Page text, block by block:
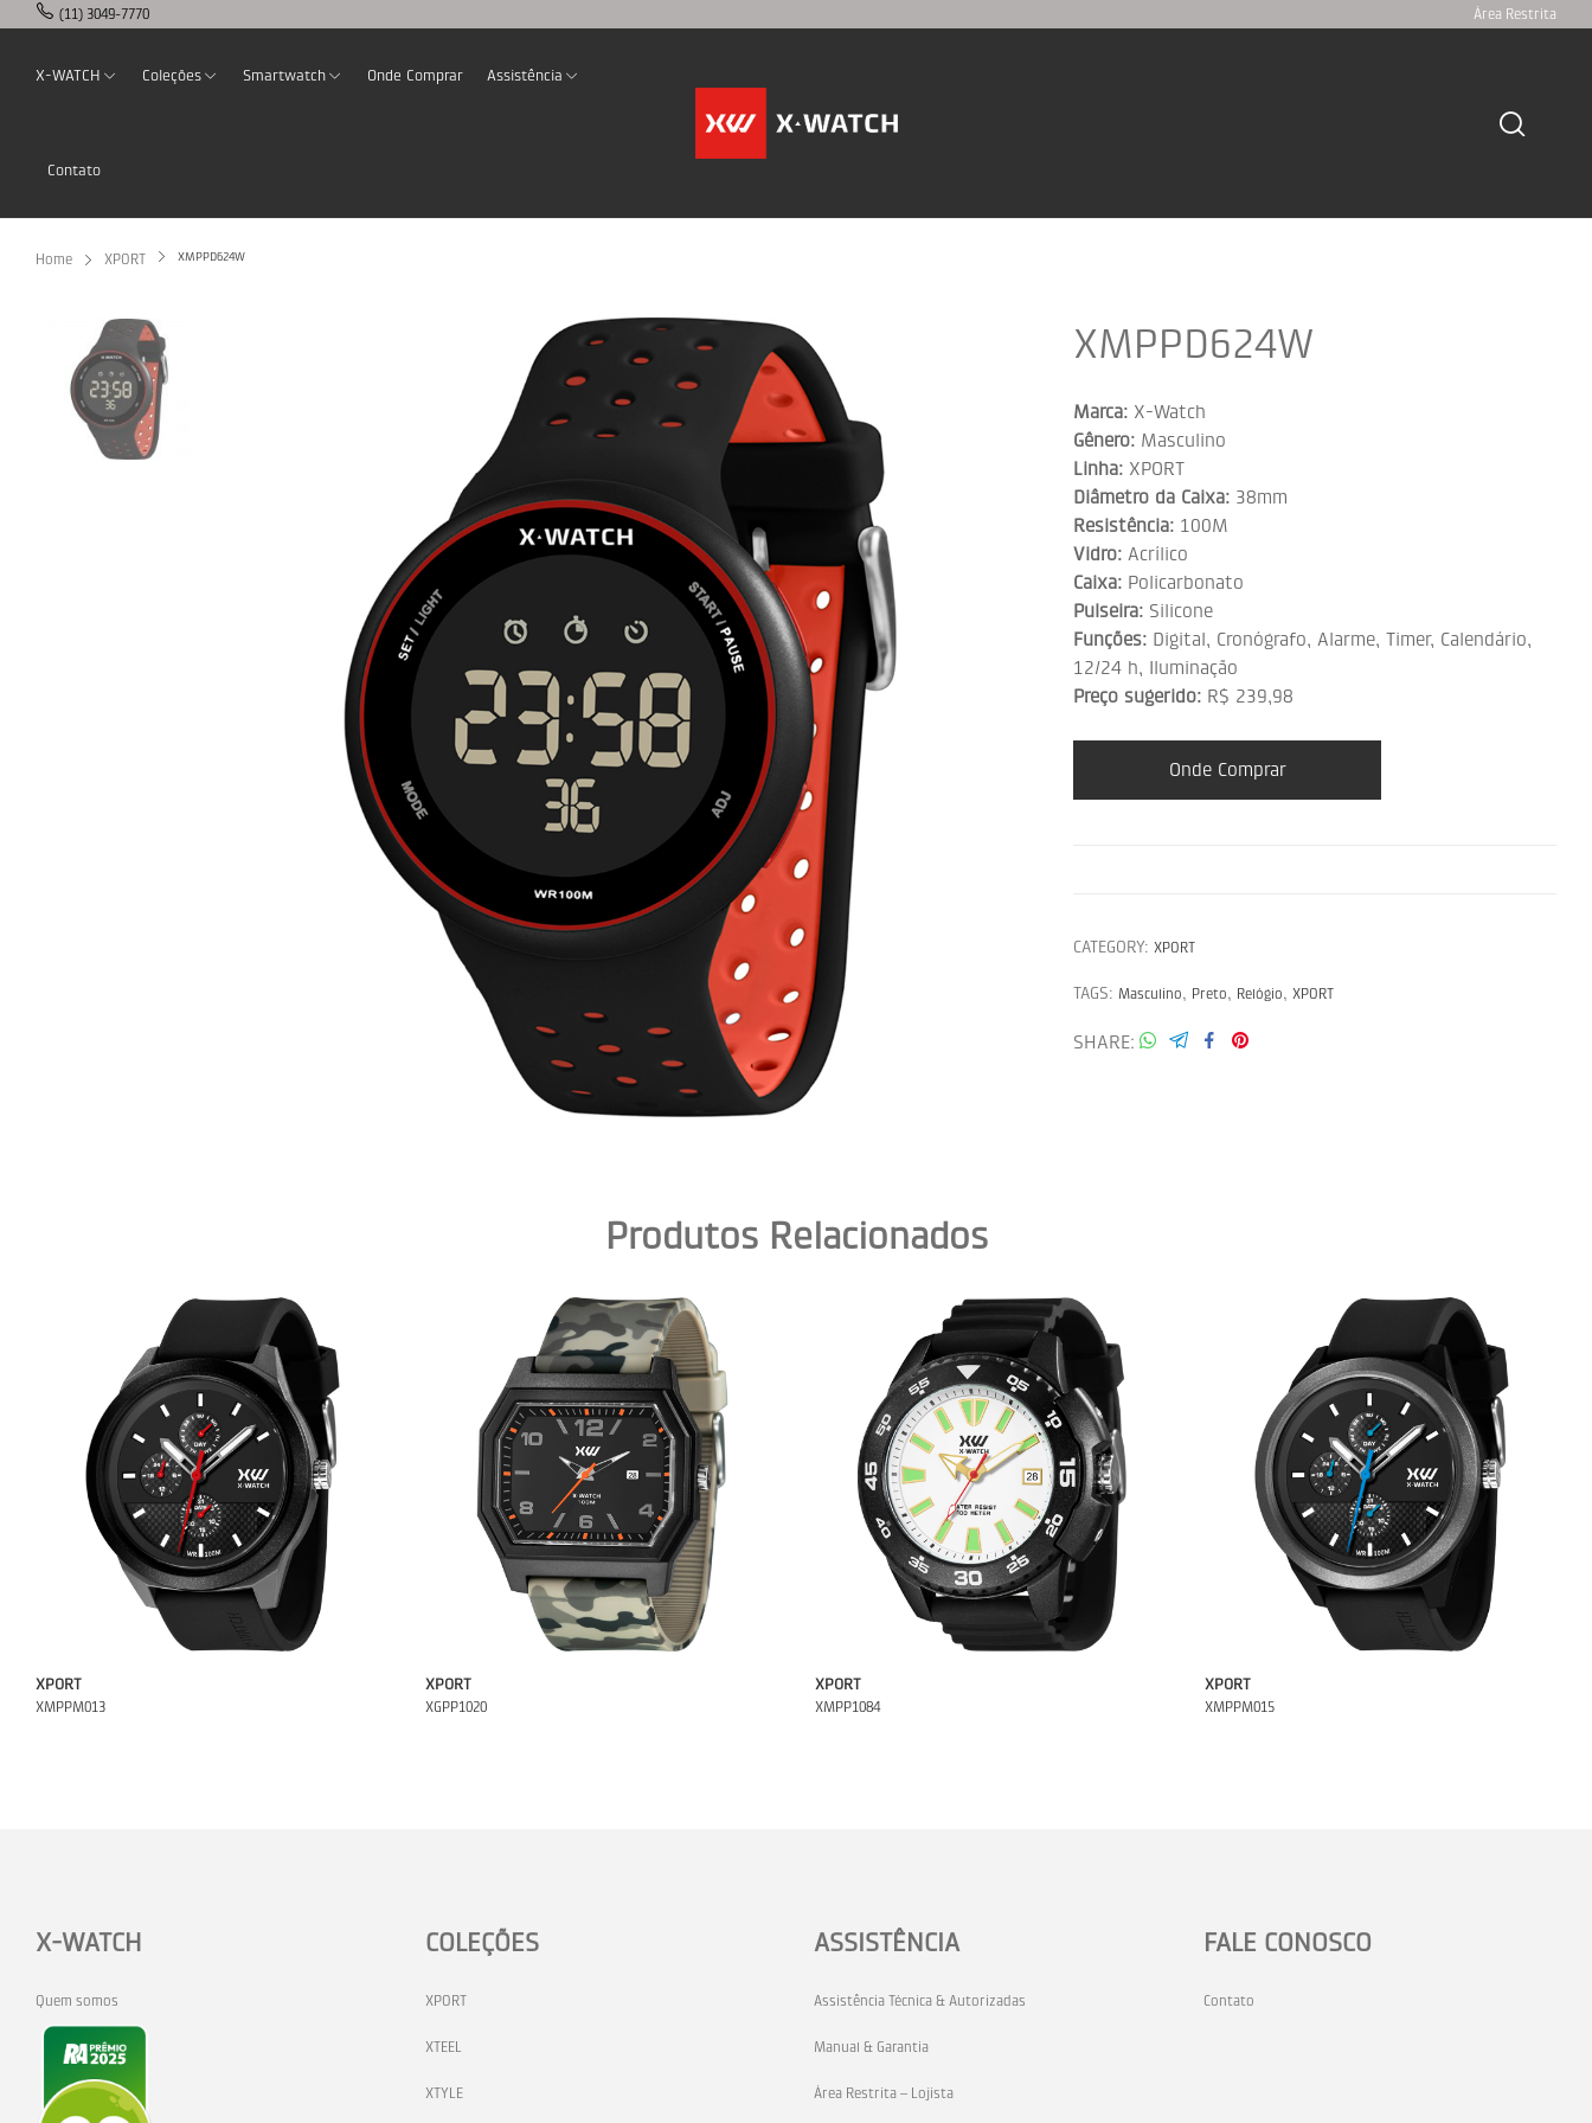
(11) 3049-7770 Área Restrita
X-WATCH Coleções Smartwatch Onde Comprar Assistência
Contato
Home XPORT XMPPD624W
XMPPD624W
Marca: X-Watch
Gênero: Masculino
Linha: XPORT
Diâmetro da Caixa: 38mm
Resistência: 100M
Vidro: Acrílico
Caixa: Policarbonato
Pulseira: Silicone
Funções: Digital, Cronógrafo, Alarme, Timer, Calendário,
12/24 h, Iluminação
Preço sugerido: R$ 239,98
Onde Comprar
CATEGORY: XPORT
TAGS: Masculino, Preto, Relógio, XPORT
SHARE
Produtos Relacionados
XPORT
XMPPM013
XPORT
XGPP1020
XPORT
XMPP1084
XPORT
XMPPM015
X-WATCH
Quem somos
COLEÇÕES
XPORT
XTEEL
XTYLE
ASSISTÊNCIA
Assistência Técnica & Autorizadas
Manual & Garantia
Área Restrita – Lojista
FALE CONOSCO
Contato